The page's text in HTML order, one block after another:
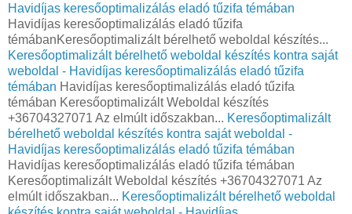
Havidíjas keresőoptimalizálás eladó tűzifa témában
Havidíjas keresőoptimalizálás eladó tűzifa
témábanKeresőoptimalizált bérelhető weboldal készítés...
Keresőoptimalizált bérelhető weboldal készítés kontra saját
weboldal - Havidíjas keresőoptimalizálás eladó tűzifa
témában Havidíjas keresőoptimalizálás eladó tűzifa
témában Keresőoptimalizált Weboldal készítés
+36704327071 Az elmúlt időszakban... Keresőoptimalizált
bérelhető weboldal készítés kontra saját weboldal -
Havidíjas keresőoptimalizálás eladó tűzifa témában
Havidíjas keresőoptimalizálás eladó tűzifa témában
Keresőoptimalizált Weboldal készítés +36704327071 Az
elmúlt időszakban... Keresőoptimalizált bérelhető weboldal